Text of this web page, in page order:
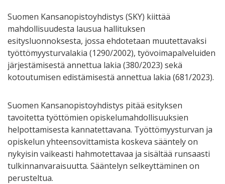
Suomen Kansanopistoyhdistys (SKY) kiittää
mahdollisuudesta lausua hallituksen
esitysluonnoksesta, jossa ehdotetaan muutettavaksi
työttömyysturvalakia (1290/2002), työvoimapalveluiden
järjestämisestä annettua lakia (380/2023) sekä
kotoutumisen edistämisestä annettua lakia (681/2023).
Suomen Kansanopistoyhdistys pitää esityksen
tavoitetta työttömien opiskelumahdollisuuksien
helpottamisesta kannatettavana. Työttömyysturvan ja
opiskelun yhteensovittamista koskeva sääntely on
nykyisin vaikeasti hahmotettavaa ja sisältää runsaasti
tulkinnanvaraisuutta. Sääntelyn selkeyttäminen on
perusteltua.